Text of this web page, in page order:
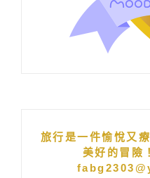
旅行是一件愉悅又
美好的冒險